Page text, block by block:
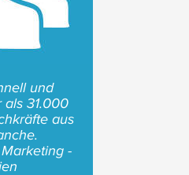
und
31.000
aus
-